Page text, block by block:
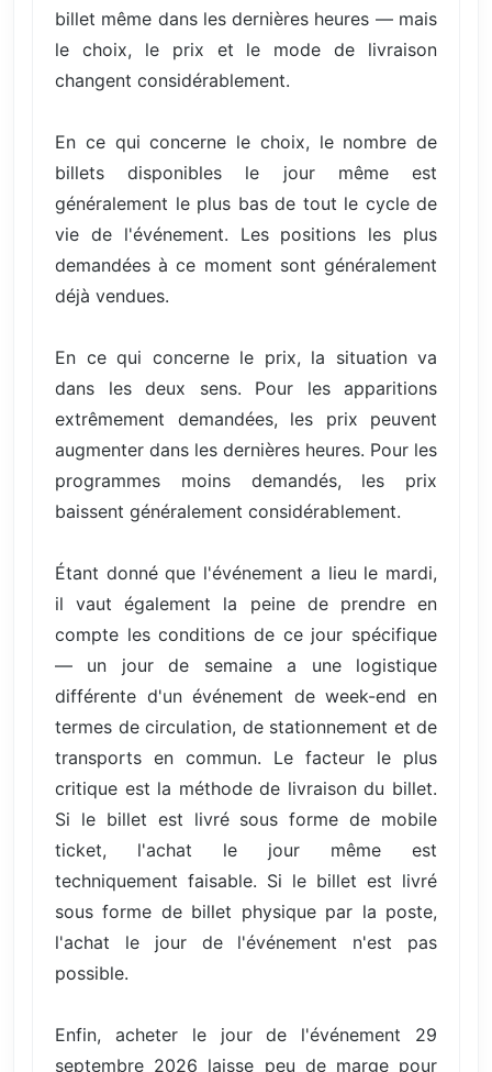
billet même dans les dernières heures — mais
le choix, le prix et le mode de livraison
changent considérablement.
En ce qui concerne le choix, le nombre de
billets disponibles le jour même est
généralement le plus bas de tout le cycle de
vie de l'événement. Les positions les plus
demandées à ce moment sont généralement
déjà vendues.
En ce qui concerne le prix, la situation va
dans les deux sens. Pour les apparitions
extrêmement demandées, les prix peuvent
augmenter dans les dernières heures. Pour les
programmes moins demandés, les prix
baissent généralement considérablement.
Étant donné que l'événement a lieu le mardi,
il vaut également la peine de prendre en
compte les conditions de ce jour spécifique
— un jour de semaine a une logistique
différente d'un événement de week-end en
termes de circulation, de stationnement et de
transports en commun. Le facteur le plus
critique est la méthode de livraison du billet.
Si le billet est livré sous forme de mobile
ticket, l'achat le jour même est
techniquement faisable. Si le billet est livré
sous forme de billet physique par la poste,
l'achat le jour de l'événement n'est pas
possible.
Enfin, acheter le jour de l'événement 29
septembre 2026 laisse peu de marge pour